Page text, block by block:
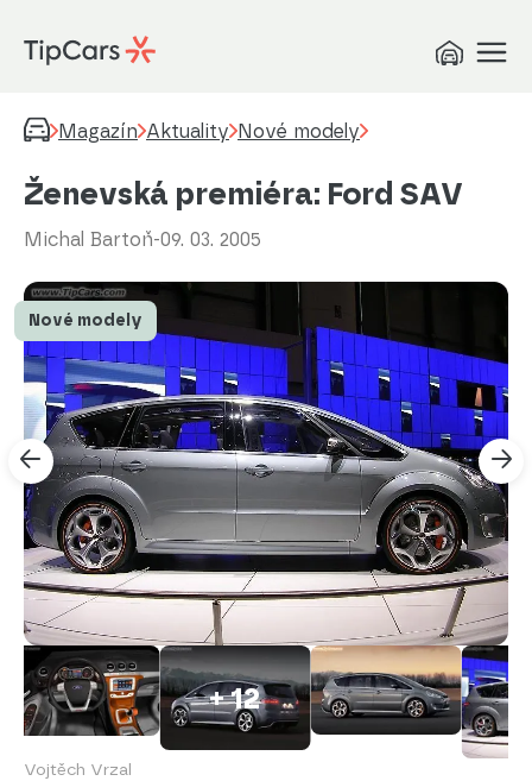
Magazín Aktuality Nové modely
Ženevská premiéra: Ford SAV
Michal Bartoň-09. 03. 2005
+ 12
Vojtěch Vrzal
Nové modely